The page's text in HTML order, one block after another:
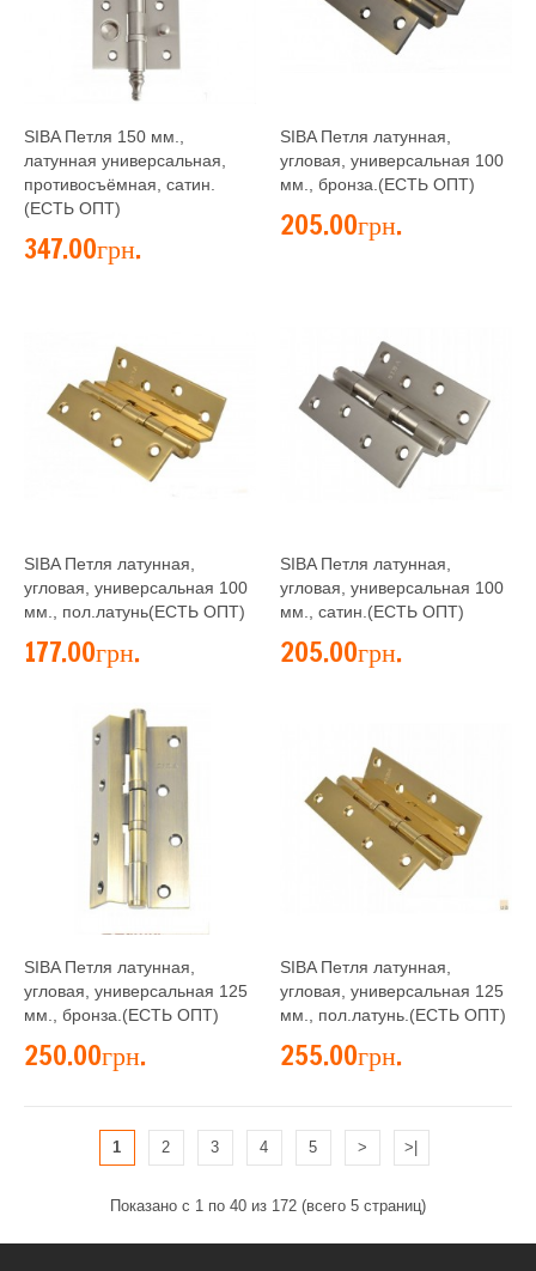
SIBA Петля 150 мм.,
латунная универсальная,
противосъёмная, сатин.
(ЕСТЬ ОПТ)
347.00грн.
SIBA Петля латунная,
угловая, универсальная 100
мм., бронза.(ЕСТЬ ОПТ)
205.00грн.
SIBA Петля латунная,
угловая, универсальная 100
мм., пол.латунь(ЕСТЬ ОПТ)
177.00грн.
SIBA Петля латунная,
угловая, универсальная 100
мм., сатин.(ЕСТЬ ОПТ)
205.00грн.
SIBA Петля латунная,
угловая, универсальная 125
мм., бронза.(ЕСТЬ ОПТ)
250.00грн.
SIBA Петля латунная,
угловая, универсальная 125
мм., пол.латунь.(ЕСТЬ ОПТ)
255.00грн.
1 2 3 4 5 > >|
Показано с 1 по 40 из 172 (всего 5 страниц)